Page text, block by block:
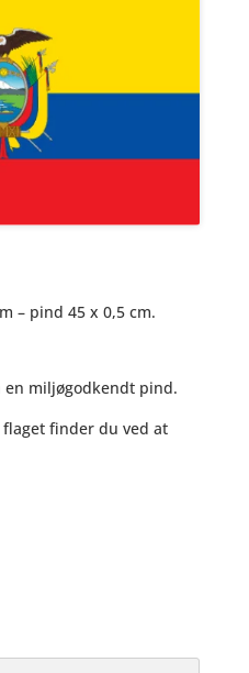
– pind 45 x 0,5 cm.
en miljøgodkendt pind.
finder du ved at